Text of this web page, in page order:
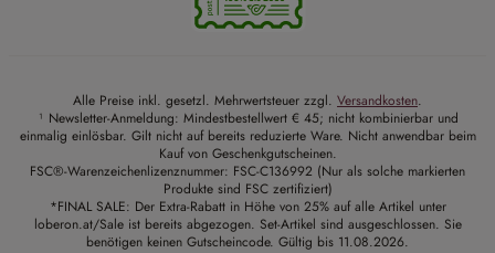
Alle Preise inkl. gesetzl. Mehrwertsteuer zzgl. Versandkosten.
¹ Newsletter-Anmeldung: Mindestbestellwert € 45; nicht kombinierbar und
einmalig einlösbar. Gilt nicht auf bereits reduzierte Ware. Nicht anwendbar beim
Kauf von Geschenkgutscheinen.
FSC®-Warenzeichenlizenznummer: FSC-C136992 (Nur als solche markierten
Produkte sind FSC zertifiziert)
*FINAL SALE: Der Extra-Rabatt in Höhe von 25% auf alle Artikel unter
loberon.at/Sale ist bereits abgezogen. Set-Artikel sind ausgeschlossen. Sie
benötigen keinen Gutscheincode. Gültig bis 11.08.2026.